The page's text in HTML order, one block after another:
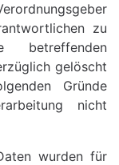
zu
gelöscht
Gründe
nicht
wurden für